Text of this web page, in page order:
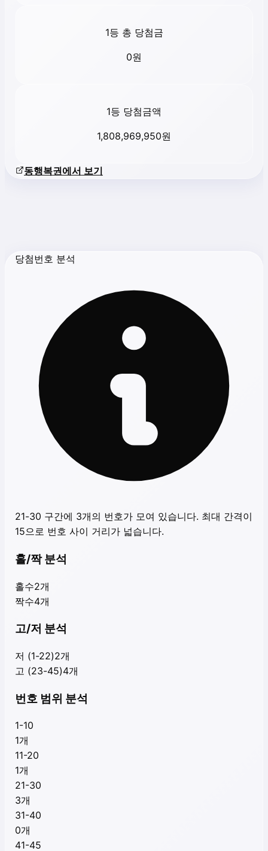
1등 총 당첨금
0원
1등 당첨금액
1,808,969,950원
동행복권에서 보기
당첨번호 분석
21-30 구간에 3개의 번호가 모여 있습니다. 최대 간격이
15으로 번호 사이 거리가 넓습니다.
홀/짝 분석
홀수2개
짝수4개
고/저 분석
저 (1-22)2개
고 (23-45)4개
번호 범위 분석
1-10
1개
11-20
1개
21-30
3개
31-40
0개
41-45